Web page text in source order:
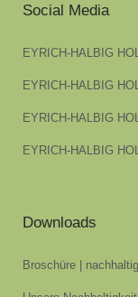
Social Media
EYRICH-HALBIG
EYRICH-HALBIG
EYRICH-HALBIG
EYRICH-HALBIG
Downloads
Broschüre |